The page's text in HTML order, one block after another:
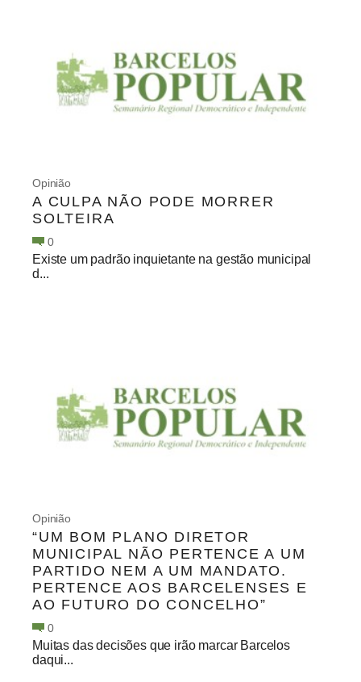
Opinião
A CULPA NÃO PODE MORRER
SOLTEIRA
0
Existe um padrão inquietante na gestão municipal
d...
Opinião
“UM BOM PLANO DIRETOR
MUNICIPAL NÃO PERTENCE A UM
PARTIDO NEM A UM MANDATO.
PERTENCE AOS BARCELENSES E
AO FUTURO DO CONCELHO”
0
Muitas das decisões que irão marcar Barcelos
daqui...